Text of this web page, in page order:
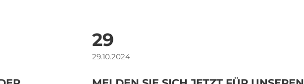
29
29.10.2024